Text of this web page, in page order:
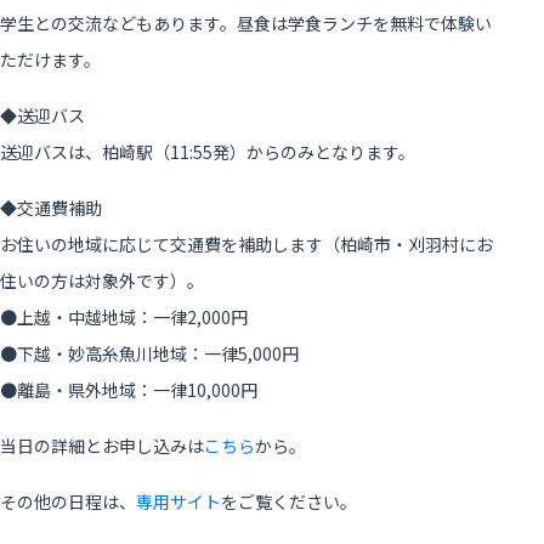
学生との交流などもあります。昼食は学食ランチを無料で体験い
ただけます。
◆送迎バス
送迎バスは、柏崎駅（11:55発）からのみとなります。
◆交通費補助
お住いの地域に応じて交通費を補助します（柏崎市・刈羽村にお
住いの方は対象外です）。
●上越・中越地域：一律2,000円
●下越・妙高糸魚川地域：一律5,000円
●離島・県外地域：一律10,000円
当日の詳細とお申し込みはこちらから。
その他の日程は、 専用サイトをご覧ください。